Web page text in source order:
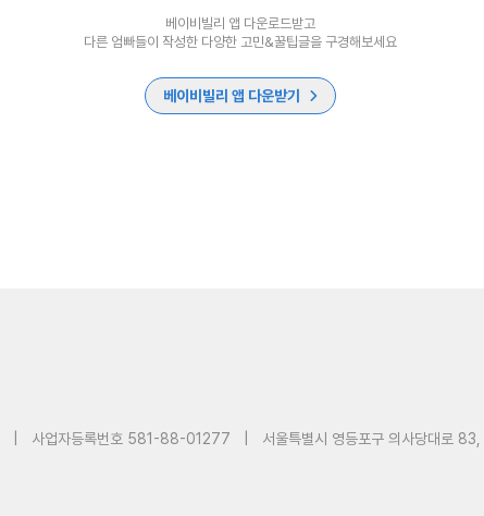
베이비빌리 앱 다운로드받고
다른 엄빠들이 작성한 다양한 고민&꿀팁글을 구경해보세요
베이비빌리 앱 다운받기
사업자등록번호 581-88-01277
서울특별시 영등포구 의사당대로